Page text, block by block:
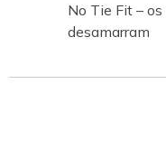
No Tie Fit –
desamarram